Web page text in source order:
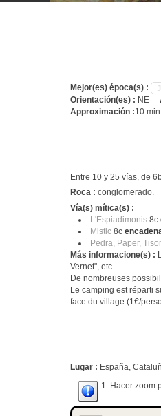
Mejor(es) época(s) :
Orientación(es) : NE
Approximación :10
Entre 10 y 25 vías, de
Roca : conglomerado.
Vía(s) mítica(s) :
L'Espiadimonis 8c
Mistic 8c
Pedra, Paper,
Más informacione(s) :
Vernet", etc.
De nombreuses
Le camping est réparti
face du village (1€/
Lugar : España,
1. Hacer zoom